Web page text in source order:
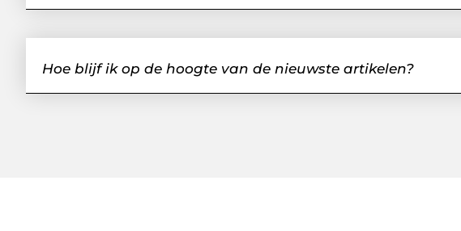
Hoe blijf ik op de hoogte van de nieuwste artikelen?